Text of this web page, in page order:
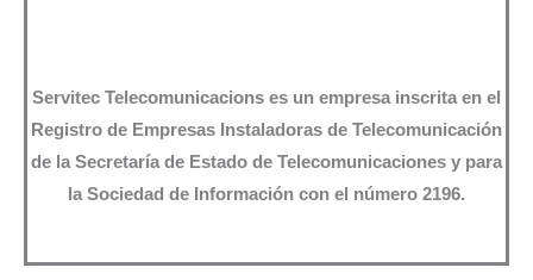
Servitec Telecomunicacions es un empresa inscrita en el
Registro de Empresas Instaladoras de Telecomunicación
de la Secretaría de Estado de Telecomunicaciones y para
la Sociedad de Información con el número 2196.